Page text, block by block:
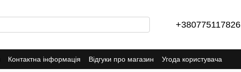
+380775117826
Контактна інформація Відгуки про магазин
Угода користувача